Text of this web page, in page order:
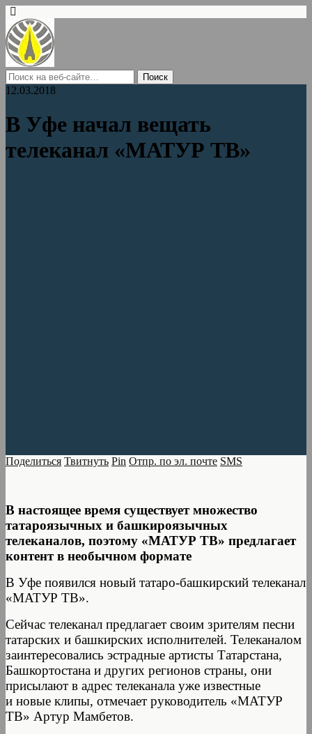
12.03.2018
В Уфе начал вещать
телеканал «МАТУР ТВ»
Поделиться Твитнуть Pin Отпр. по эл. почте SMS
В настоящее время существует множество
татароязычных и башкироязычных
телеканалов, поэтому «МАТУР ТВ» предлагает
контент в необычном формате
В Уфе появился новый татаро-башкирский телеканал
«МАТУР ТВ».
Сейчас телеканал предлагает своим зрителям песни
татарских и башкирских исполнителей. Телеканалом
заинтересовались эстрадные артисты Татарстана,
Башкортостана и других регионов страны, они
присылают в адрес телеканала уже известные
и новые клипы, отмечает руководитель «МАТУР
ТВ» Артур Мамбетов.